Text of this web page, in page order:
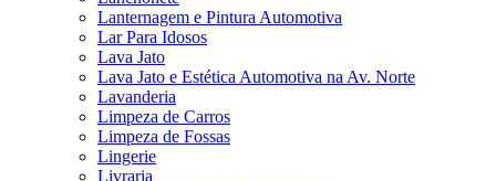
Lanternagem e Pintura Automotiva
Lar Para Idosos
Lava Jato
Lava Jato e Estética Automotiva na Av. Norte
Lavanderia
Limpeza de Carros
Limpeza de Fossas
Lingerie
Livraria